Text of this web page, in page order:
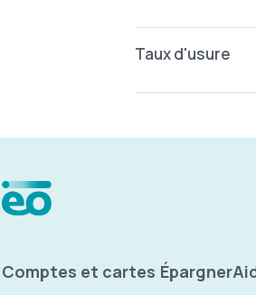
Titre
Taux d'usure
Menu Pied de
Comptes et cartes Épargner